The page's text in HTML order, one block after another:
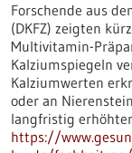
Forschende aus
(DKFZ) zeigten
Multivitamin-
Kalziumspiegeln
Kalziumwerten
oder an
langfristig
https://